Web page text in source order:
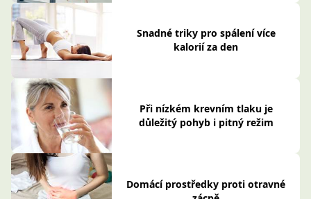
Snadné triky pro spálení více
kalorií za den
Při nízkém krevním tlaku je
důležitý pohyb i pitný režim
Domácí prostředky proti otravné